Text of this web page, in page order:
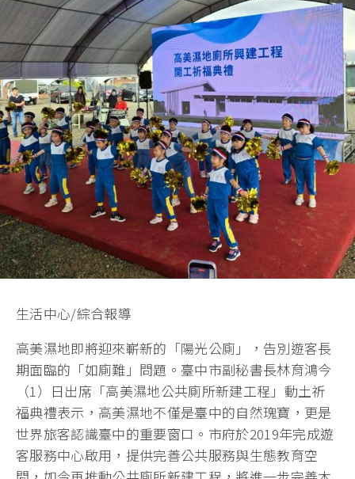
生活中心/綜合報導
高美濕地即將迎來嶄新的「陽光公廁」，告別遊客長
期面臨的「如廁難」問題。臺中市副秘書長林育鴻今
（1）日出席「高美濕地公共廁所新建工程」動土祈
福典禮表示，高美濕地不僅是臺中的自然瑰寶，更是
世界旅客認識臺中的重要窗口。市府於2019年完成遊
客服務中心啟用，提供完善公共服務與生態教育空